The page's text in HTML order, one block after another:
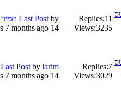
Replies:11
Views:3235
Last Post by
תמיר
14 years 7 months ago
Replies:7
Views:3029
Last Post by larim
14 years 7 months ago